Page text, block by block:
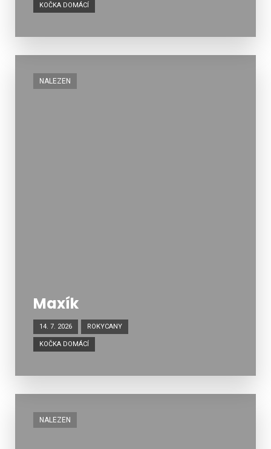
KOČKA DOMÁCÍ
NALEZEN
Maxík
14. 7. 2026 ROKYCANY
KOČKA DOMÁCÍ
NALEZEN